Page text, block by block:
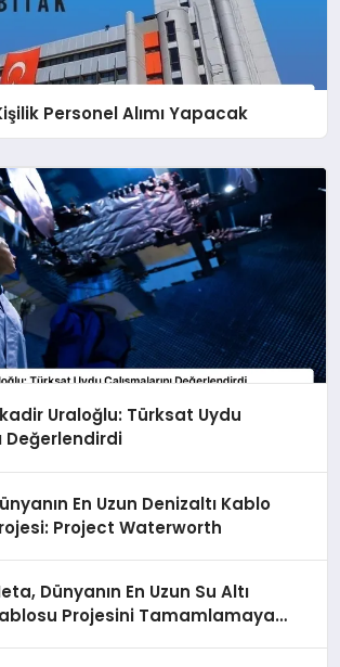
Personel Alımı Yapacak
Uraloğlu: Türksat Uydu
Değerlendirdi
En Uzun Denizaltı Kablo
Project Waterworth
Dünyanın En Uzun Su Altı
Projesini Tamamlamaya